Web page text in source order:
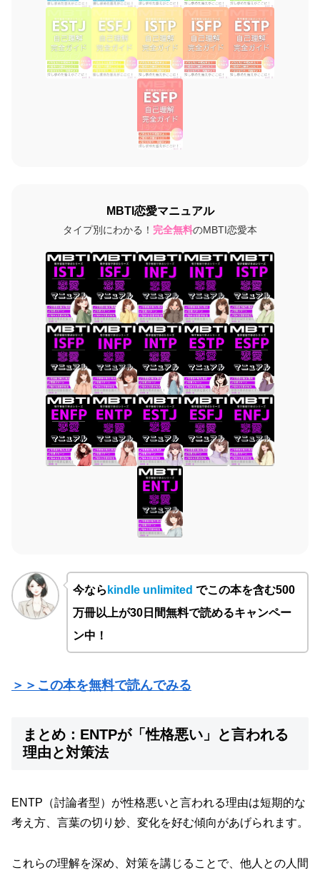
MBTI恋愛マニュアル
タイプ別にわかる！ 完全無料のMBTI恋愛本
今なら kindle unlimited でこの本を含む500
万冊以上が30日間無料で読めるキャンペー
ン中！
＞＞この本を無料で読んでみる
まとめ：ENTPが「性格悪い」と言われる
理由と対策法
ENTP（討論者型）が性格悪いと言われる理由は短期的な
考え方、言葉の切り妙、変化を好む傾向があげられます。
これらの理解を深め、対策を講じることで、他人との人間